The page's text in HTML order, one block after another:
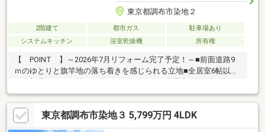
東京都調布市染地２
2階建て 都市ガス
駐車場あり
システムキッチン
浴室乾燥機 所有権
【 POINT 】～2026年7月リフォーム完了予定！～■前面道路9
ｍのゆとりと旗竿地の落ち着きを感じられる立地■全居室6帖以上
で各部屋をゆとり持って使いやすい住まい■全居室2面採光で採
光・通風を確保 どの部屋も空気を入れ替えやすい設計■各洋室
収納付きでそれぞれの部屋を整えやすい住まい♪【 AREA 】■バ
スを利用することで「調布」駅へも出やすく 調布駅からは急行
利用で新宿方面へ軽快につながる立地です◎■多摩川を身近に感
東京都調布市染地３ 5,799万円 4LDK